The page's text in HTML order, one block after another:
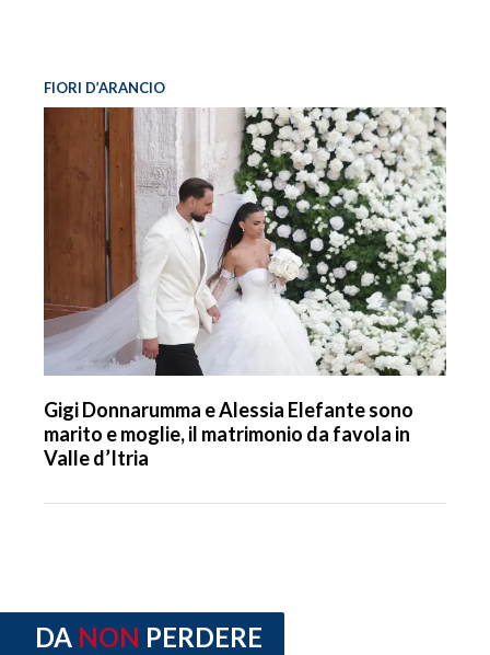
FIORI D’ARANCIO
Gigi Donnarumma e Alessia Elefante sono
marito e moglie, il matrimonio da favola in
Valle d’Itria
DA NON PERDERE